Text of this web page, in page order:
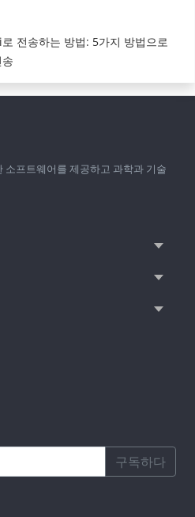
전송하는 방법: 5가지 방법으로
소프트웨어를 제공하고 과학과 기술
구독하다